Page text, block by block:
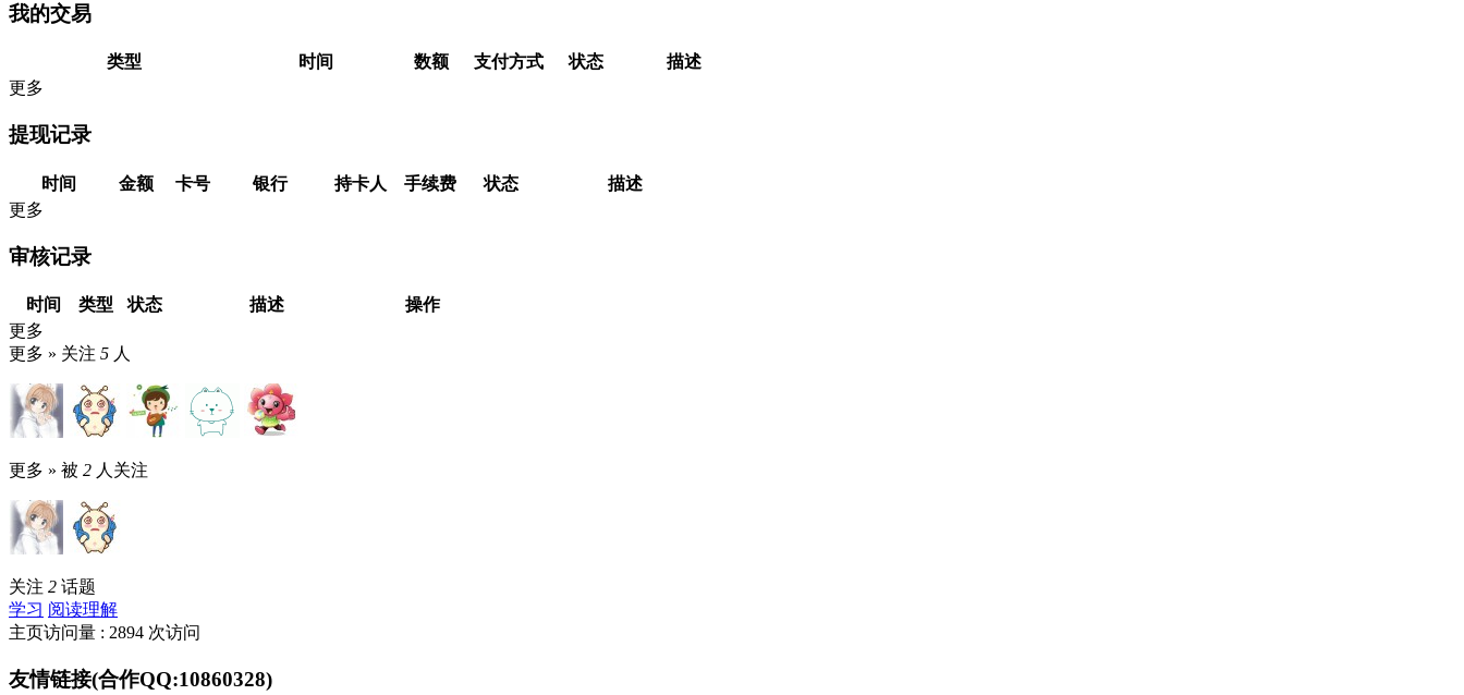
我的交易
类型 时间 数额 支付方式 状态
描述
更多
提现记录
时间 金额 卡号 银行 持卡人 手续费 状态
描述
更多
审核记录
时间 类型 状态 描述
操作
更多
更多 » 关注 5 人
更多 » 被 2 人关注
关注 2 话题
学习 阅读理解
主页访问量 : 2894 次访问
友情链接(合作QQ:10860328)